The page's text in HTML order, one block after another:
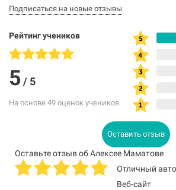
Подписаться на новые отзывы
Рейтинг учеников
5/ 5
На основе 49 оценок учеников
Оставить отзыв
Оставьте отзыв об Алексее Маматове
Отличный
Веб-сайт